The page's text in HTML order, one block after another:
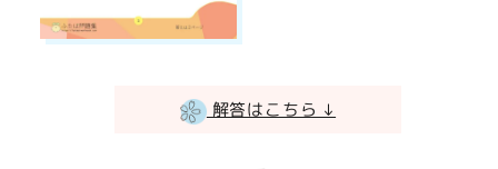
解答はこちら ↓